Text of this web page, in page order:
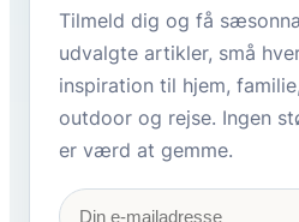
Tilmeld dig og få
udvalgte artikler, små
inspiration til hjem,
outdoor og rejse. Ingen
er værd at gemme.